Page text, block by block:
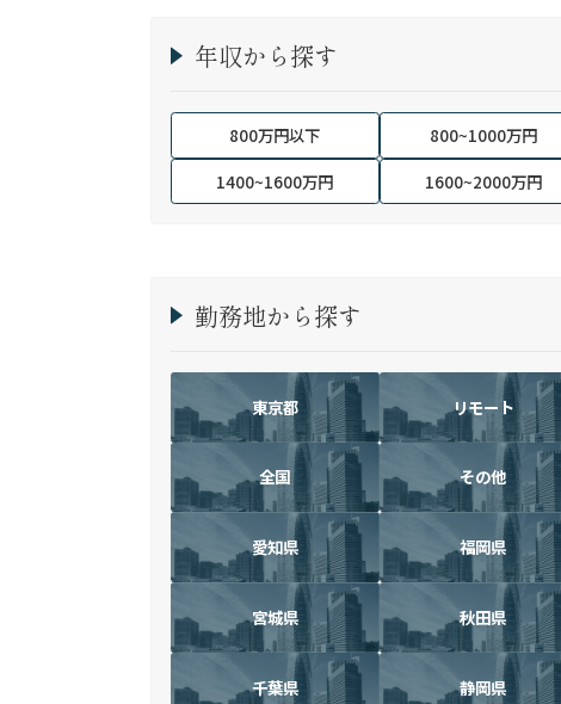
年収から探す
800万円以下 800~1000万円
1400~1600万円
1600~2000万円
勤務地から探す
東京都 リモート
全国 その他
愛知県 福岡県
宮城県 秋田県
千葉県 静岡県